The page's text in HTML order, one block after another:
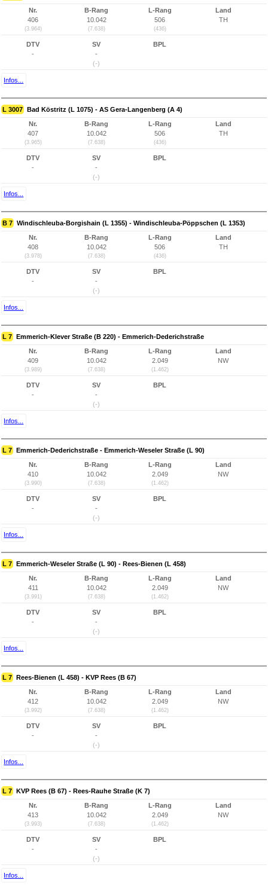
Nr.
406
(3.964)
B-Rang
10.042
(7.638)
L-Rang
506
(436)
Land
TH
DTV
-
SV
-
(-)
BPL
Infos...
L 3007 Bad Köstritz (L 1075) - AS Gera-Langenberg (A 4)
Nr.
407
(3.965)
B-Rang
10.042
(7.638)
L-Rang
506
(436)
Land
TH
DTV
-
SV
-
(-)
BPL
Infos...
B 7 Windischleuba-Borgishain (L 1355) - Windischleuba-Pöppschen (L 1353)
Nr.
408
(3.978)
B-Rang
10.042
(7.638)
L-Rang
506
(436)
Land
TH
DTV
-
SV
-
(-)
BPL
Infos...
L 7 Emmerich-Klever Straße (B 220) - Emmerich-Dederichstraße
Nr.
409
(3.989)
B-Rang
10.042
(7.638)
L-Rang
2.049
(1.462)
Land
NW
DTV
-
SV
-
(-)
BPL
Infos...
L 7 Emmerich-Dederichstraße - Emmerich-Weseler Straße (L 90)
Nr.
410
(3.990)
B-Rang
10.042
(7.638)
L-Rang
2.049
(1.462)
Land
NW
DTV
-
SV
-
(-)
BPL
Infos...
L 7 Emmerich-Weseler Straße (L 90) - Rees-Bienen (L 458)
Nr.
411
(3.991)
B-Rang
10.042
(7.638)
L-Rang
2.049
(1.462)
Land
NW
DTV
-
SV
-
(-)
BPL
Infos...
L 7 Rees-Bienen (L 458) - KVP Rees (B 67)
Nr.
412
(3.992)
B-Rang
10.042
(7.638)
L-Rang
2.049
(1.462)
Land
NW
DTV
-
SV
-
(-)
BPL
Infos...
L 7 KVP Rees (B 67) - Rees-Rauhe Straße (K 7)
Nr.
413
(3.993)
B-Rang
10.042
(7.638)
L-Rang
2.049
(1.462)
Land
NW
DTV
-
SV
-
(-)
BPL
Infos...